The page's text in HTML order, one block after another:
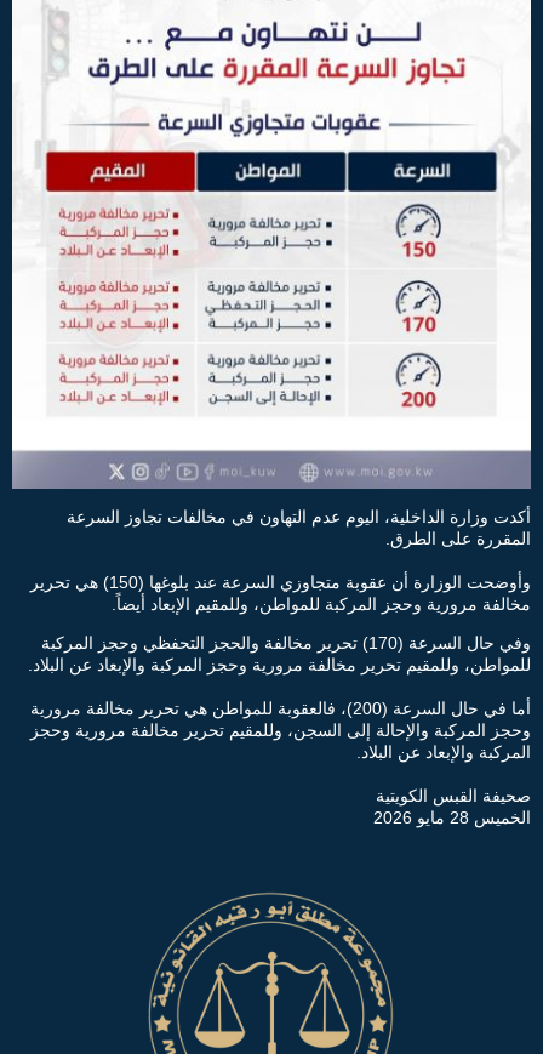
أكدت وزارة الداخلية، اليوم عدم التهاون في مخالفات تجاوز السرعة
المقررة على الطرق.
وأوضحت الوزارة أن عقوبة متجاوزي السرعة عند بلوغها (150) هي تحرير
مخالفة مرورية وحجز المركبة للمواطن، وللمقيم الإبعاد أيضاً.
وفي حال السرعة (170) تحرير مخالفة والحجز التحفظي وحجز المركبة
للمواطن، وللمقيم تحرير مخالفة مرورية وحجز المركبة والإبعاد عن البلاد.
أما في حال السرعة (200)، فالعقوبة للمواطن هي تحرير مخالفة مرورية
وحجز المركبة والإحالة إلى السجن، وللمقيم تحرير مخالفة مرورية وحجز
المركبة والإبعاد عن البلاد.
صحيفة القبس الكويتية
الخميس 28 مايو 2026